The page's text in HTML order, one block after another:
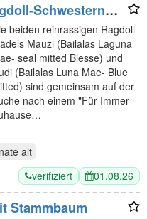
Schwestern
beiden reinrassigen Ragdoll-
Mauzi (Bailalas Laguna
seal mitted Blesse) und
(Bailalas Luna Mae- Blue
sind gemeinsam auf der
nach einem "Für-Immer-
alt
verifiziert 01.08.26
Stammbaum